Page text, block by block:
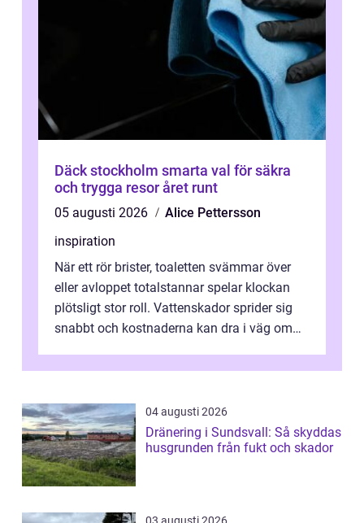
Däck stockholm smarta val för säkra
och trygga resor året runt
05 augusti 2026
Alice Pettersson
inspiration
När ett rör brister, toaletten svämmar över
eller avloppet totalstannar spelar klockan
plötsligt stor roll. Vattenskador sprider sig
snabbt och kostnaderna kan dra i väg om
04 augusti 2026
Dränering i Sundsvall: Så skyddas
husgrunden från fukt och skador